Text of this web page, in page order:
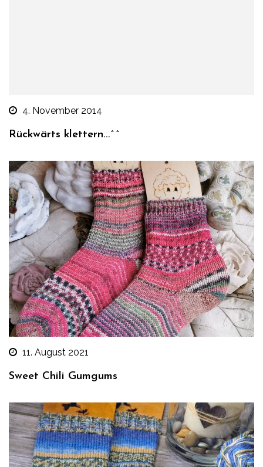
4. November 2014
Rückwärts klettern…^^
11. August 2021
Sweet Chili Gumgums